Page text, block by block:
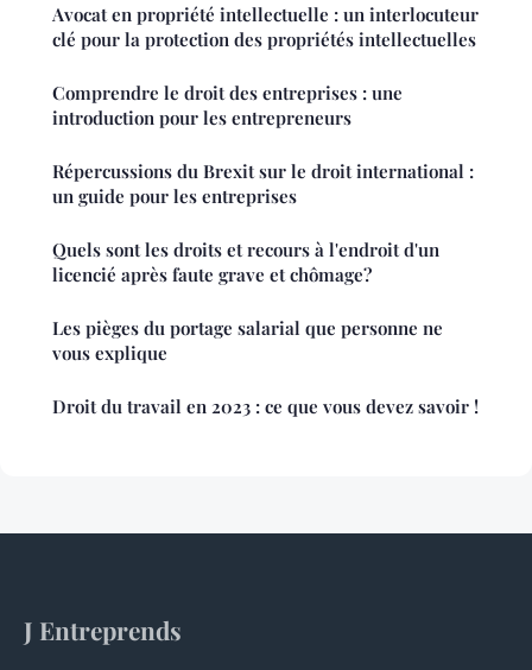
Avocat en propriété intellectuelle : un interlocuteur
clé pour la protection des propriétés intellectuelles
Comprendre le droit des entreprises : une
introduction pour les entrepreneurs
Répercussions du Brexit sur le droit international :
un guide pour les entreprises
Quels sont les droits et recours à l'endroit d'un
licencié après faute grave et chômage?
Les pièges du portage salarial que personne ne
vous explique
Droit du travail en 2023 : ce que vous devez savoir !
J Entreprends